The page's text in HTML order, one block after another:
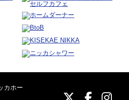
ニッカ
ニッニ